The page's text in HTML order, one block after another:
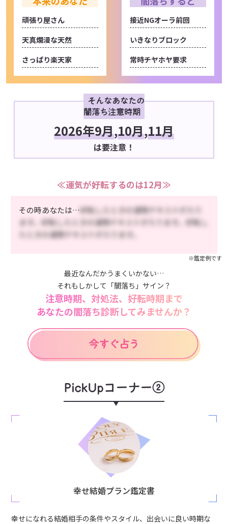
頑張り屋さん
天真爛漫な天然
さっぱり楽天家
接近NGオーラ前回
いきなりブロック
常時チヤホヤ要求
そんなあなたの
闇落ち注意時期
2026年9月,10月,11月
は要注意！
≪運気が好転するのは12月≫
その時あなたは…好転したときの運勢テキストが入り
ます。好転したときの運勢テキストが入ります。好転し
たときの運勢テキストが入ります。
※鑑定例です
最近なんだかうまくいかない…
それもしかして「闇落ち」サイン？
注意時期、対処法、好転時期まで
あなたの闇落ち診断してみませんか？
PickUpコーナー②
幸せ結婚プラン鑑定書
幸せになれる結婚相手の条件やスタイル、出会いに良い時期な